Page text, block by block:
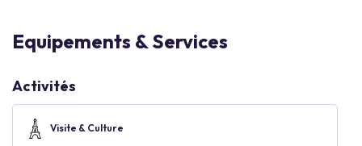
Equipements & Services
Activités
Visite & Culture